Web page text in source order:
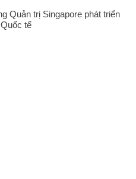
Quản trị Singapore phát triển
tế